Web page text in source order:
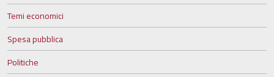
Temi economici
Spesa pubblica
Politiche